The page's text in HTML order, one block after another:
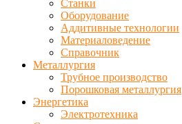
Станки
Оборудование
Аддитивные технологии
Материаловедение
Справочник
Металлургия
Трубное производство
Порошковая металлургия
Энергетика
Электротехника